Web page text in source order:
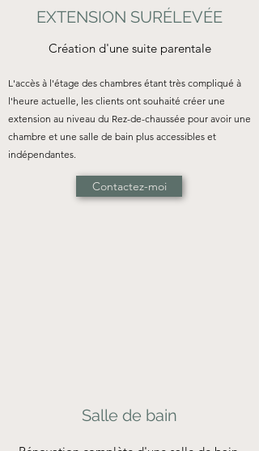
EXTENSION SURÉLEVÉE
Création d'une suite parentale
L'accès à l'étage des chambres étant très compliqué à
l'heure actuelle, les clients ont souhaité créer une
extension au niveau du Rez-de-chaussée pour avoir une
chambre et une salle de bain plus accessibles et
indépendantes.
Contactez-moi
Salle de bain